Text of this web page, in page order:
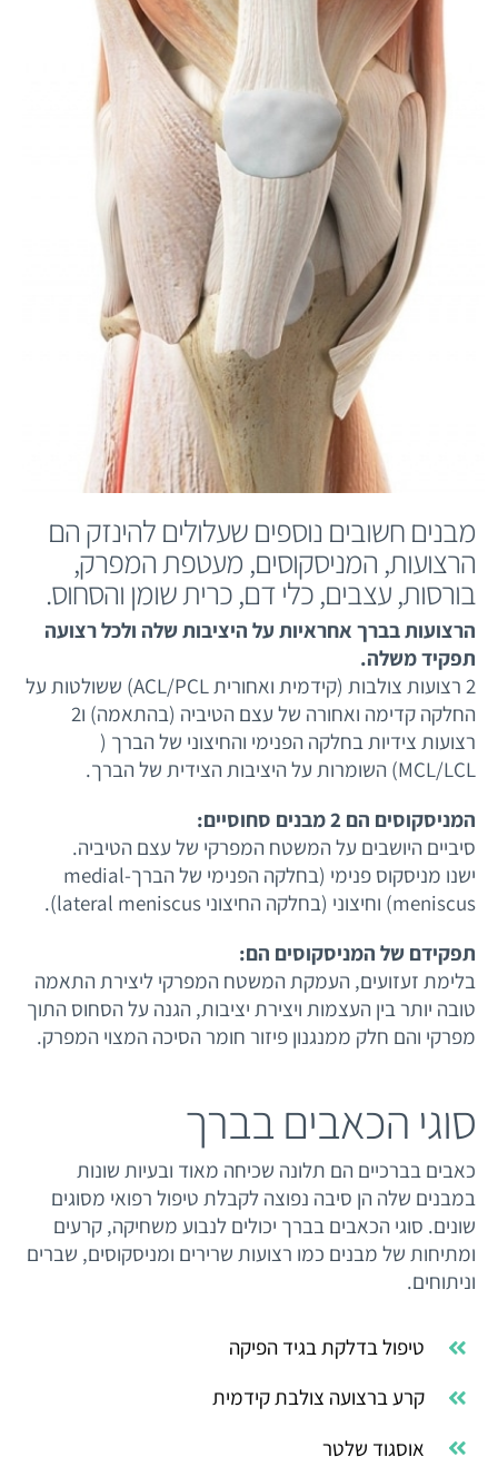
מבנים חשובים נוספים שעלולים להינזק הם
הרצועות, המניסקוסים, מעטפת המפרק,
בורסות, עצבים, כלי דם, כרית שומן והסחוס.
הרצועות בברך אחראיות על היציבות שלה ולכל רצועה
תפקיד משלה.
2 רצועות צולבות (קידמית ואחורית ACL/PCL) ששולטות על
החלקה קדימה ואחורה של עצם הטיביה (בהתאמה) ו2
רצועות צידיות בחלקה הפנימי והחיצוני של הברך (
MCL/LCL) השומרות על היציבות הצידית של הברך.
המניסקוסים הם 2 מבנים סחוסיים:
סיביים היושבים על המשטח המפרקי של עצם הטיביה.
ישנו מניסקוס פנימי (בחלקה הפנימי של הברך-medial
meniscus) וחיצוני (בחלקה החיצוני lateral meniscus).
תפקידם של המניסקוסים הם:
בלימת זעזועים, העמקת המשטח המפרקי ליצירת התאמה
טובה יותר בין העצמות ויצירת יציבות, הגנה על הסחוס התוך
מפרקי והם חלק ממנגנון פיזור חומר הסיכה המצוי המפרק.
סוגי הכאבים בברך
כאבים בברכיים הם תלונה שכיחה מאוד ובעיות שונות
במבנים שלה הן סיבה נפוצה לקבלת טיפול רפואי מסוגים
שונים. סוגי הכאבים בברך יכולים לנבוע משחיקה, קרעים
ומתיחות של מבנים כמו רצועות שרירים ומניסקוסים, שברים
וניתוחים.
טיפול בדלקת בגיד הפיקה
קרע ברצועה צולבת קידמית
אוסגוד שלטר